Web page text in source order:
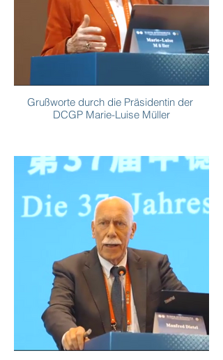
Grußworte durch die Präsidentin der
DCGP Marie-Luise Müller